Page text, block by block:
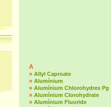
A
» Allyl Caproate
» Alumínium
» Alumínium Chlorohydrex Pg
» Alumínium Clorohydrate
» Alumínium Fluoride